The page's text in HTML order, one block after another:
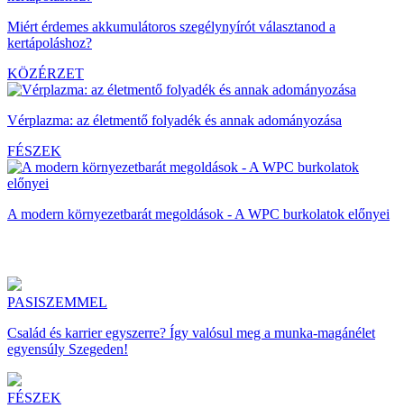
Miért érdemes akkumulátoros szegélynyírót választanod a
kertápoláshoz?
KÖZÉRZET
Vérplazma: az életmentő folyadék és annak adományozása
FÉSZEK
A modern környezetbarát megoldások - A WPC burkolatok előnyei
PASISZEMMEL
Család és karrier egyszerre? Így valósul meg a munka-magánélet
egyensúly Szegeden!
FÉSZEK